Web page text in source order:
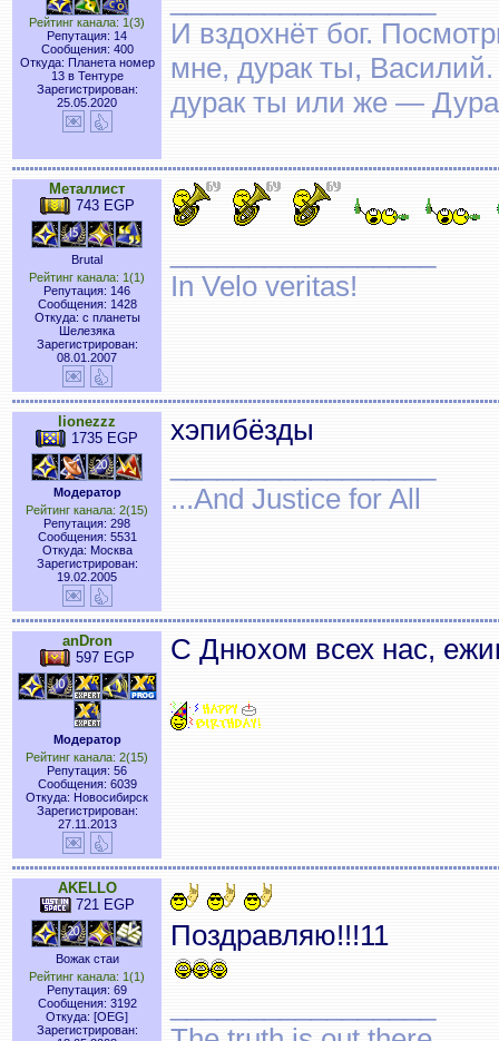
Рейтинг канала: 1(3)
Репутация: 14
Сообщения: 400
Откуда: Планета номер
13 в Тентуре
Зарегистрирован:
25.05.2020
И вздохнёт бог.
мне, дурак ты,
дурак ты или же —
Металлист
743 EGP
Brutal
Рейтинг канала: 1(1)
Репутация: 146
Сообщения: 1428
Откуда: с планеты
Шелезяка
Зарегистрирован:
08.01.2007
In Velo veritas!
lionezzz
1735 EGP
Модератор
Рейтинг канала: 2(15)
Репутация: 298
Сообщения: 5531
Откуда: Москва
Зарегистрирован:
19.02.2005
хэпибёзды
...And Justice for All
anDron
597 EGP
Модератор
Рейтинг канала: 2(15)
Репутация: 56
Сообщения: 6039
Откуда: Новосибирск
Зарегистрирован:
27.11.2013
С Днюхом всех нас,
AKELLO
721 EGP
Вожак стаи
Рейтинг канала: 1(1)
Репутация: 69
Сообщения: 3192
Откуда: [OEG]
Зарегистрирован:
Поздравляю!!!11